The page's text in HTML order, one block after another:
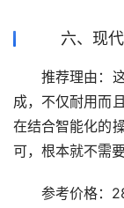
六、现代
推荐理由：这
成，不仅耐用而
在结合智能化的
可，根本就不需
参考价格：